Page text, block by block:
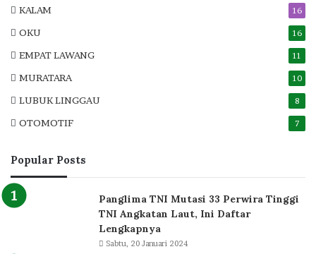
KALAM 16
OKU 16
EMPAT LAWANG 11
MURATARA 10
LUBUK LINGGAU 8
OTOMOTIF 7
Popular Posts
Panglima TNI Mutasi 33 Perwira Tinggi
TNI Angkatan Laut, Ini Daftar
Lengkapnya
Sabtu, 20 Januari 2024